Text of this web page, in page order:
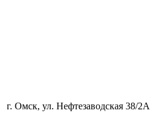
г. Омск, ул. Нефтезаводская 38/2А